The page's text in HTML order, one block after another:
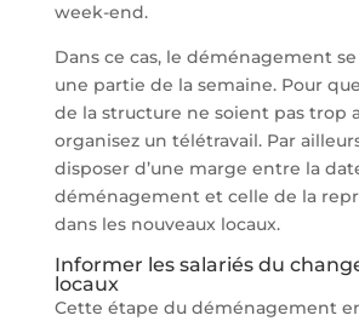
week-end.
Dans ce cas, le déménagement
une partie de la semaine. Pour
de la structure ne soient pas trop
organisez un télétravail. Par
disposer d’une marge entre la
déménagement et celle de la
dans les nouveaux locaux.
Informer les salariés du
locaux
Cette étape du déménagement